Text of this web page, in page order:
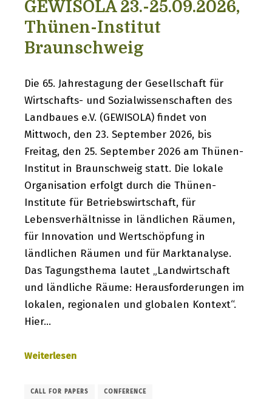
GEWISOLA 23.-25.09.2026,
Thünen-Institut
Braunschweig
Die 65. Jahrestagung der Gesellschaft für
Wirtschafts- und Sozialwissenschaften des
Landbaues e.V. (GEWISOLA) findet von
Mittwoch, den 23. September 2026, bis
Freitag, den 25. September 2026 am Thünen-
Institut in Braunschweig statt. Die lokale
Organisation erfolgt durch die Thünen-
Institute für Betriebswirtschaft, für
Lebensverhältnisse in ländlichen Räumen,
für Innovation und Wertschöpfung in
ländlichen Räumen und für Marktanalyse.
Das Tagungsthema lautet „Landwirtschaft
und ländliche Räume: Herausforderungen im
lokalen, regionalen und globalen Kontext“.
Hier…
Weiterlesen
CALL FOR PAPERS CONFERENCE